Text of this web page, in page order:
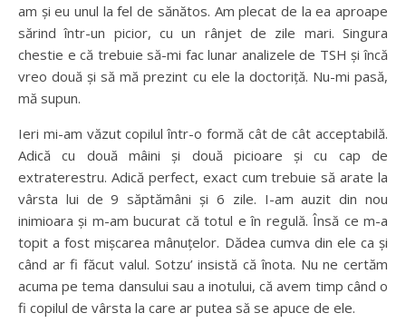
am și eu unul la fel de sănătos. Am plecat de la ea aproape
sărind într-un picior, cu un rânjet de zile mari. Singura
chestie e că trebuie să-mi fac lunar analizele de TSH și încă
vreo două și să mă prezint cu ele la doctoriță. Nu-mi pasă,
mă supun.
Ieri mi-am văzut copilul într-o formă cât de cât acceptabilă.
Adică cu două mâini și două picioare și cu cap de
extraterestru. Adică perfect, exact cum trebuie să arate la
vârsta lui de 9 săptămâni și 6 zile. I-am auzit din nou
inimioara și m-am bucurat că totul e în regulă. Însă ce m-a
topit a fost mișcarea mânuțelor. Dădea cumva din ele ca și
când ar fi făcut valul. Sotzu’ insistă că înota. Nu ne certăm
acuma pe tema dansului sau a inotului, că avem timp când o
fi copilul de vârsta la care ar putea să se apuce de ele.